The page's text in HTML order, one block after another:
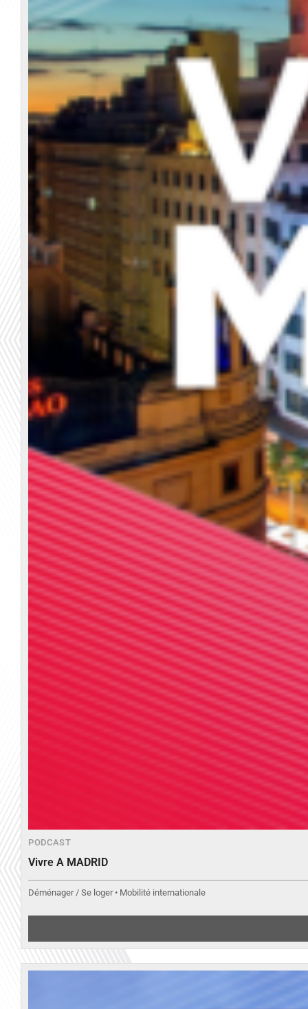
PODCAST
Vivre A MADRID
Déménager / Se loger • Mobilité internationale